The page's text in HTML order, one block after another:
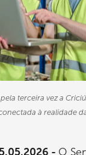
terceira vez a
à realidade
- O